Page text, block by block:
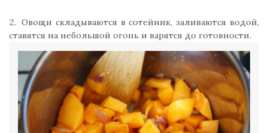
Овощи складываются в сотейник, заливаются водой,
ставятся на небольшой огонь и варятся до готовности.